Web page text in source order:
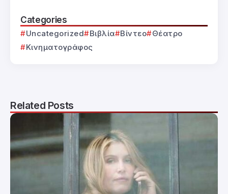
Categories
Uncategorized Βιβλία Βίντεο
Θέατρο
Κινηματογράφος
Related Posts